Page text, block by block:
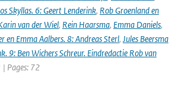
Skyllas. 6: Geert Lenderink, Rob Groenland en
van der Wiel, Rein Haarsma, Emma Daniels,
en Emma Aalbers. 8: Andreas Sterl, Jules Beersma
9: Ben Wichers Schreur. Eindredactie Rob van
| Pages: 72